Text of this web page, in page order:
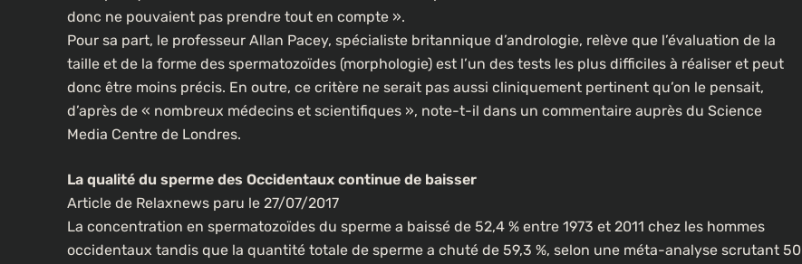
donc ne pouvaient pas prendre tout en compte ».
Pour sa part, le professeur Allan Pacey, spécialiste britannique d’andrologie, relève que l’évaluation de la
taille et de la forme des spermatozoïdes (morphologie) est l’un des tests les plus difficiles à réaliser et peut
donc être moins précis. En outre, ce critère ne serait pas aussi cliniquement pertinent qu’on le pensait,
d’après de « nombreux médecins et scientifiques », note-t-il dans un commentaire auprès du Science
Media Centre de Londres.
La qualité du sperme des Occidentaux continue de baisser
Article de Relaxnews paru le 27/07/2017
La concentration en spermatozoïdes du sperme a baissé de 52,4 % entre 1973 et 2011 chez les hommes
occidentaux tandis que la quantité totale de sperme a chuté de 59,3 %, selon une méta-analyse scrutant 50
Un portrait d’Ousmane Sonko flotte dans
les rues de Paris
2 semaines ago
2 semaines ago